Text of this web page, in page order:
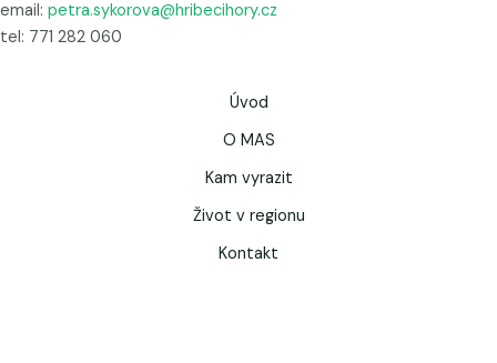
email: petra.sykorova@hribecihory.cz
tel: 771 282 060
Úvod
O MAS
Kam vyrazit
Život v regionu
Kontakt